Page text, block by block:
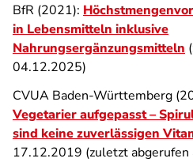
BfR (2021):
in Lebensmitteln inklusive
Nahrungsergänzungsmitteln
04.12.2025)
CVUA Baden-Württemberg
Vegetarier aufgepasst –
sind keine zuverlässigen
17.12.2019 (zuletzt